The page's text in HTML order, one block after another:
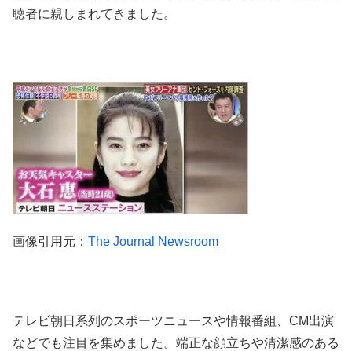
聴者に親しまれてきました。
画像引用元： The Journal Newsroom
テレビ朝日系列のスポーツニュースや情報番組、CM出演
などでも注目を集めました。端正な顔立ちや清潔感のある